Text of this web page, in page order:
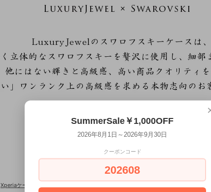
Xperiaケース×スワロフスキー ■Xperia全機種対応■Xperia×スワロフスキー ジュ
SummerSale￥1,000OFF
2026年8月1日～2026年9月30日
クーポンコード
202608